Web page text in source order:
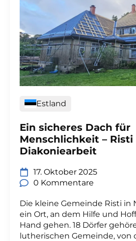
Estland
Ein sicheres Dach für
Menschlichkeit –
Diakoniearbeit
17. Oktober 2025
0 Kommentare
Die kleine Gemeinde Risti in
ein Ort, an dem Hilfe und
Hand gehen. 18 Dörfer
lutherischen Gemeinde, von